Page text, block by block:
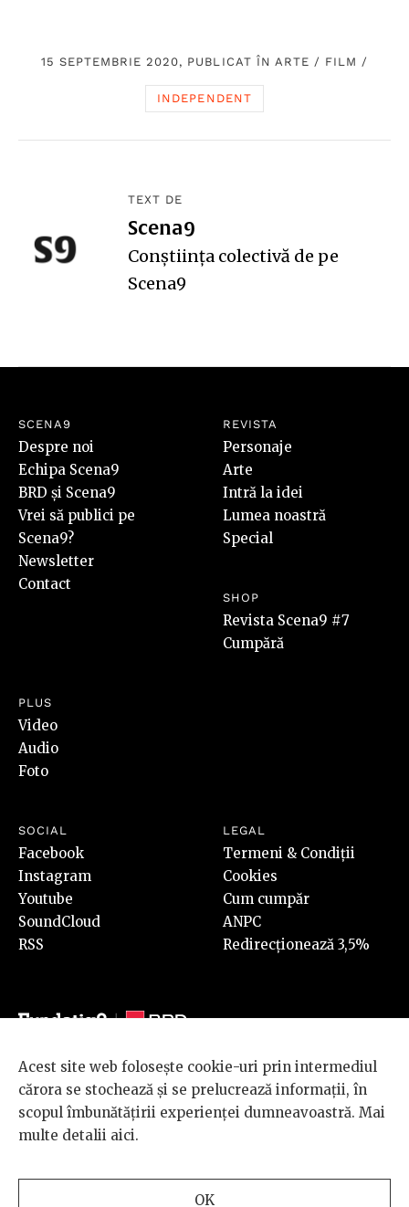
15 SEPTEMBRIE 2020, PUBLICAT ÎN ARTE / FILM /
INDEPENDENT
TEXT DE
Scena9
Conștiința colectivă de pe
Scena9
SCENA9
Despre noi
Echipa Scena9
BRD și Scena9
Vrei să publici pe
Scena9?
Newsletter
Contact
REVISTA
Personaje
Arte
Intră la idei
Lumea noastră
Special
SHOP
Revista Scena9 #7
Cumpără
PLUS
Video
Audio
Foto
SOCIAL
Facebook
Instagram
Youtube
SoundCloud
RSS
LEGAL
Termeni & Condiții
Cookies
Cum cumpăr
ANPC
Redirecționează 3,5%
© 2026 BRD Groupe Société Générale, toate drepturile rezervate.
Scena 9 este un proiect sustinut de
BRD GROUPE SOCIÉTÉ
GÉNÉRALE
Acest site web folosește cookie-uri prin intermediul
cărora se stochează și se prelucrează informații, în
scopul îmbunătățirii experienței dumneavoastră. Mai
multe detalii aici.
OK